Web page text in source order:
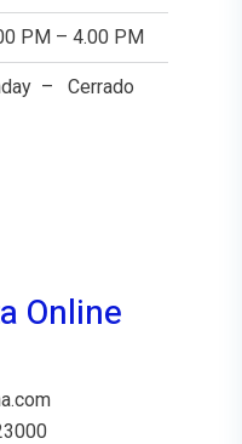
– 4.00 PM
– Cerrado
Online